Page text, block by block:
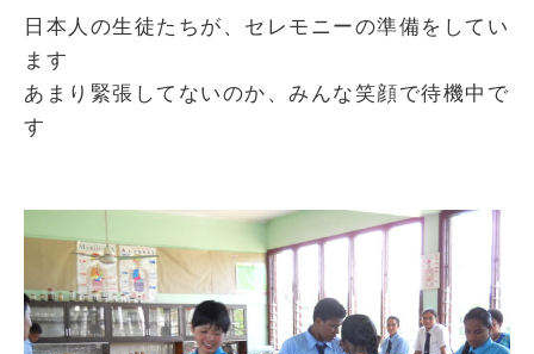
日本人の生徒たちが、セレモニーの準備をしてい
ます
あまり緊張してないのか、みんな笑顔で待機中で
す